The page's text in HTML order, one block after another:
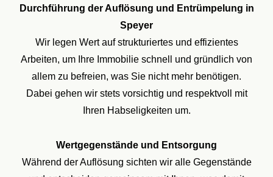
Durchführung der Auflösung und Entrümpelung in
Speyer
Wir legen Wert auf strukturiertes und effizientes
Arbeiten, um Ihre Immobilie schnell und gründlich von
allem zu befreien, was Sie nicht mehr benötigen.
Dabei gehen wir stets vorsichtig und respektvoll mit
Ihren Habseligkeiten um.
Wertgegenstände und Entsorgung
Während der Auflösung sichten wir alle Gegenstände